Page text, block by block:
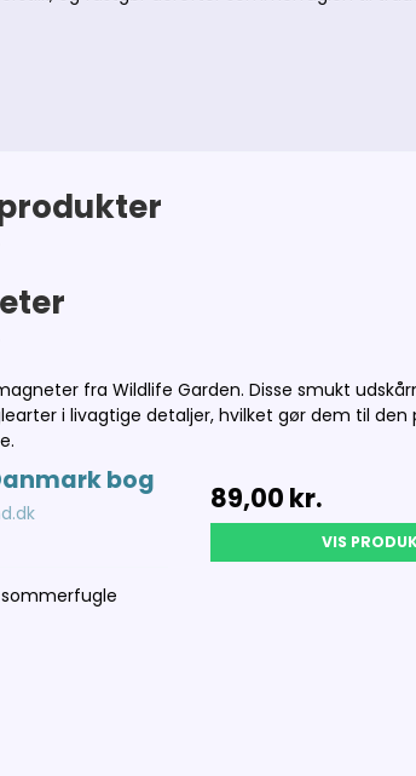
fra Wildlife Garden. Disse smukt
i livagtige detaljer, hvilket gør dem til den
bog
89,00 kr.
VIS